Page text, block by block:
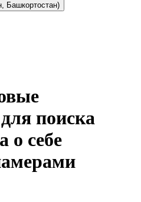
Башкортостан)
поиска
о себе